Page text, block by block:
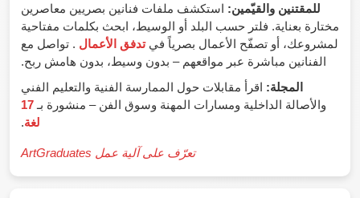
للمقتنين والقيّمين: استكشف ملفات فنانين بصريين معاصرين
مختارة بعناية. فلتر حسب البلد أو الوسيط، ابحث بكلمات مفتاحية
لمشروعك، أو تصفّح الأعمال بصرياً فيتدفق الأعمال . تواصل مع
الفنانين مباشرة عبر مواقعهم – بدون وسيط، بدون هامش ربح.
المجلة: اقرأ مقابلات حول الممارسة الفنية والتعليم الفني
والأصالة الداخلية ومسارات المهنة وسوق الفن – منشورة بـ 17
لغة.
تعرّف على آلية عمل ArtGraduates